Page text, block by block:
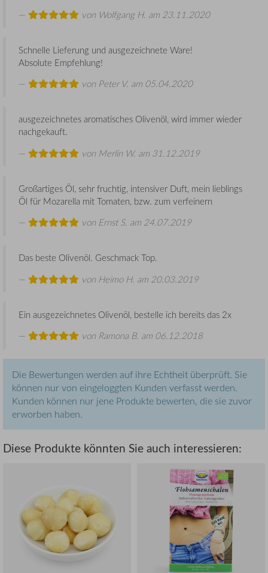
von Wolfgang H. am 23.11.2020
Schnelle Lieferung und ausgezeichnete Ware!
Absolute Empfehlung!
von Peter V. am 05.04.2020
ausgezeichnetes aromatisches Olivenöl, wird immer wieder
nachgekauft.
von Merlin W. am 31.12.2019
Großartiges Öl, sehr fruchtig, intensiver Duft, mein lieblings
Öl für Mozarella mit Tomaten, bzw. zum verfeinern
von Ernst S. am 24.07.2019
Das beste Olivenöl. Geschmack Top.
von Heimo H. am 20.03.2019
Ein ausgezeichnetes Olivenöl, bestelle ich bereits das 2x
von Ramona B. am 06.12.2018
Die Bewertungen werden auf ihre Echtheit überprüft. Sie
können nur von eingeloggten Kunden verfasst werden.
Kunden können nur jene Produkte bewerten, die sie zuvor
erworben haben.
Diese Produkte könnten Sie auch interessieren: